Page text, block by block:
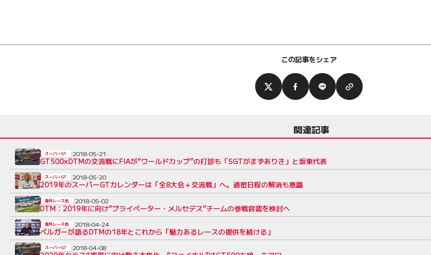
この記事をシェア
関連記事
GT500×DTMの交流戦にFIAが“ワールドカップ”の打診も「SGTがまずありき」と坂東代表
スーパーGT 2018-05-21
2019年のスーパーGTカレンダーは「全8大会＋交流戦」へ。過密日程の解消も意識
スーパーGT 2018-05-20
DTM：2019年に向け“プライベーター・メルセデス”チームの参戦容認を検討へ
海外レース他 2018-05-02
ベルガーが語るDTMの18年とこれから「魅力あるレースの提供を続ける」
海外レース他 2018-04-24
スーパーGT 2018-04-08